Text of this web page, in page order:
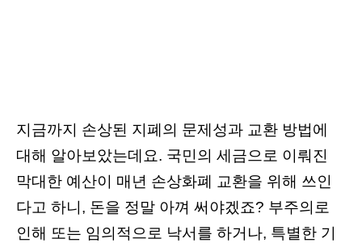
지금까지 손상된 지폐의 문제성과 교환 방법에
대해 알아보았는데요. 국민의 세금으로 이뤄진
막대한 예산이 매년 손상화폐 교환을 위해 쓰인
다고 하니, 돈을 정말 아껴 써야겠죠? 부주의로
인해 또는 임의적으로 낙서를 하거나, 특별한 기